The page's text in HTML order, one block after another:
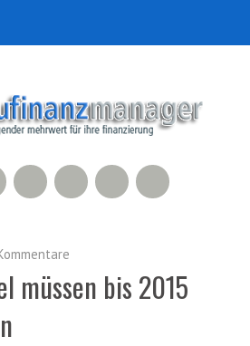
Facebook
500px
LinkedIn
Xing
müssen bis 2015